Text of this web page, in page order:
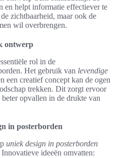
en helpt informatie effectiever te
zichtbaarheid, maar ook de
wil overbrengen.
ontwerp
rol in de
Het gebruik van levendige
een creatief concept kan de ogen
trekken. Dit zorgt ervoor
opvallen in de drukte van
in posterborden
uniek design in posterborden
ideeën omvatten: